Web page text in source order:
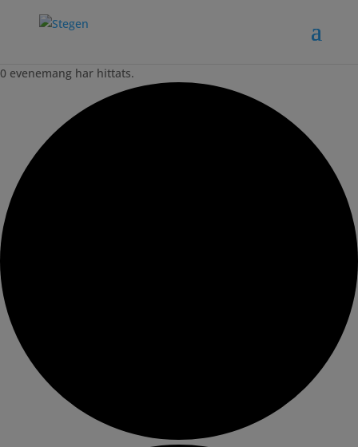
0 evenemang har hittats.